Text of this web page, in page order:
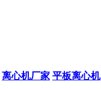
离心机厂家 平板离心机